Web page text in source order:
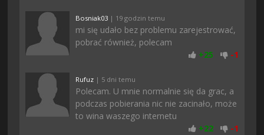
Bosniak03 | 19 godzin temu
mi się udało bez problemu zarejestrować,
pobrać również, polecam
+25 -1
Rufuz | 5 dni temu
Polecam. U mnie normalnie się da grac, a
podczas pobierania nic nie zacinało, może
to wina waszego internetu
+22 -1